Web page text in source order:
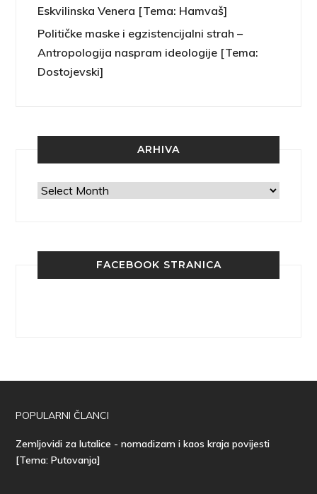
Eskvilinska Venera [Tema: Hamvaš]
Političke maske i egzistencijalni strah –
Antropologija naspram ideologije [Tema:
Dostojevski]
ARHIVA
Arhiva
FACEBOOK STRANICA
POPULARNI ČLANCI
Zemljovidi za lutalice - nomadizam i kaos kraja povijesti
[Tema: Putovanja]